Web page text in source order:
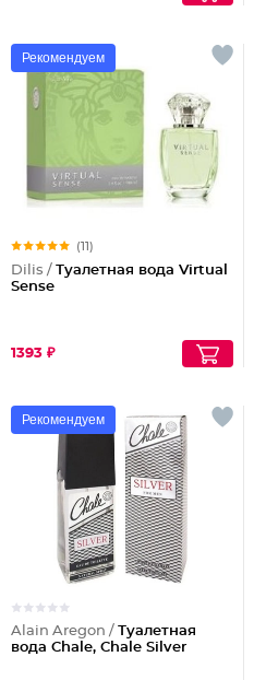
Рекомендуем
(11)
Dilis / Туалетная вода Virtual
Sense
1393 ₽
Рекомендуем
Alain Aregon / Туалетная
вода Chale, Chale Silver